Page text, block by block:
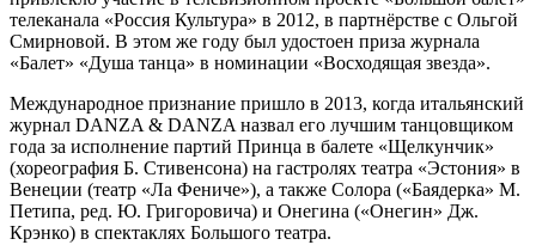
телеканала «Россия Культура» в 2012, в партнёрстве с Ольгой
Смирновой. В этом же году был удостоен приза журнала
«Балет» «Душа танца» в номинации «Восходящая звезда».
Международное признание пришло в 2013, когда итальянский
журнал DANZA & DANZA назвал его лучшим танцовщиком
года за исполнение партий Принца в балете «Щелкунчик»
(хореография Б. Стивенсона) на гастролях театра «Эстония» в
Венеции (театр «Ла Фениче»), а также Солора («Баядерка» М.
Петипа, ред. Ю. Григоровича) и Онегина («Онегин» Дж.
Крэнко) в спектаклях Большого театра.